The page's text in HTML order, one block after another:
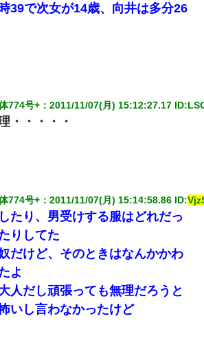
39で次女が14歳、向井は多分26
774号+ ：2011/11/07(月) 15:12:27.17 ID:
・・・・・
774号+ ：2011/11/07(月) 15:14:58.86 ID:
たり、男受けする服はどれだっ
りしてた
だけど、そのときはなんかかわ
よ
人だし頑張っても無理だろうと
いし言わなかったけど